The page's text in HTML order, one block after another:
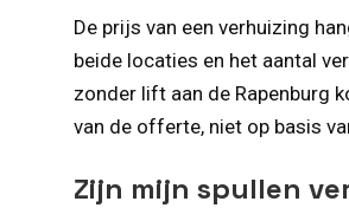
De prijs van een verhuizing
beide locaties en het aantal
zonder lift aan de Rapenburg
van de offerte, niet op basis
Zijn mijn spullen